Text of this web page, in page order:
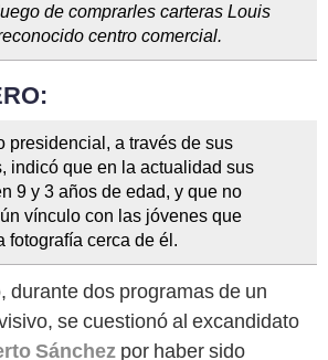
de comprarles carteras Louis
centro comercial.
presidencial, a través de sus
indicó que en la actualidad sus
9 y 3 años de edad, y que no
vínculo con las jóvenes que
fotografía cerca de él.
durante dos programas de un
se cuestionó al excandidato
Sánchez por haber sido